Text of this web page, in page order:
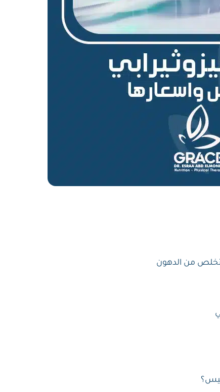
من الدهون